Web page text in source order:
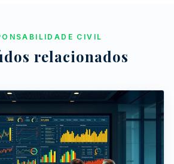
CIVIL
relacionados